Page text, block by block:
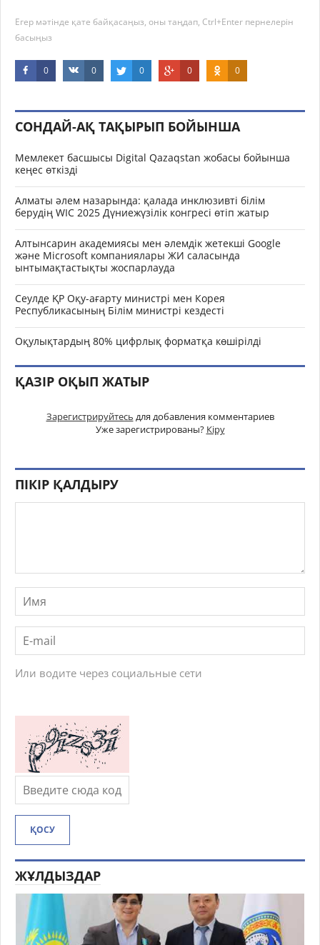
Егер мәтінде қате байқасаңыз, оны таңдап, Ctrl+Enter пернелерін
басыңыз
0 0 0 0 0
СОНДАЙ-АҚ ТАҚЫРЫП БОЙЫНША
Мемлекет басшысы Digital Qazaqstan жобасы бойынша
кеңес өткізді
Алматы әлем назарында: қалада инклюзивті білім
берудің WIC 2025 Дүниежүзілік конгресі өтіп жатыр
Алтынсарин академиясы мен әлемдік жетекші Google
және Microsoft компаниялары ЖИ саласында
ынтымақтастықты жоспарлауда
Сеулде ҚР Оқу-ағарту министрі мен Корея
Республикасының Білім министрі кездесті
Оқулықтардың 80% цифрлық форматқа көшірілді
ҚАЗІР ОҚЫП ЖАТЫР
Зарегистрируйтесь для добавления комментариев
Уже зарегистрированы? Кіру
ПІКІР ҚАЛДЫРУ
Или водите через социальные сети
ҚОСУ
ЖҰЛДЫЗДАР